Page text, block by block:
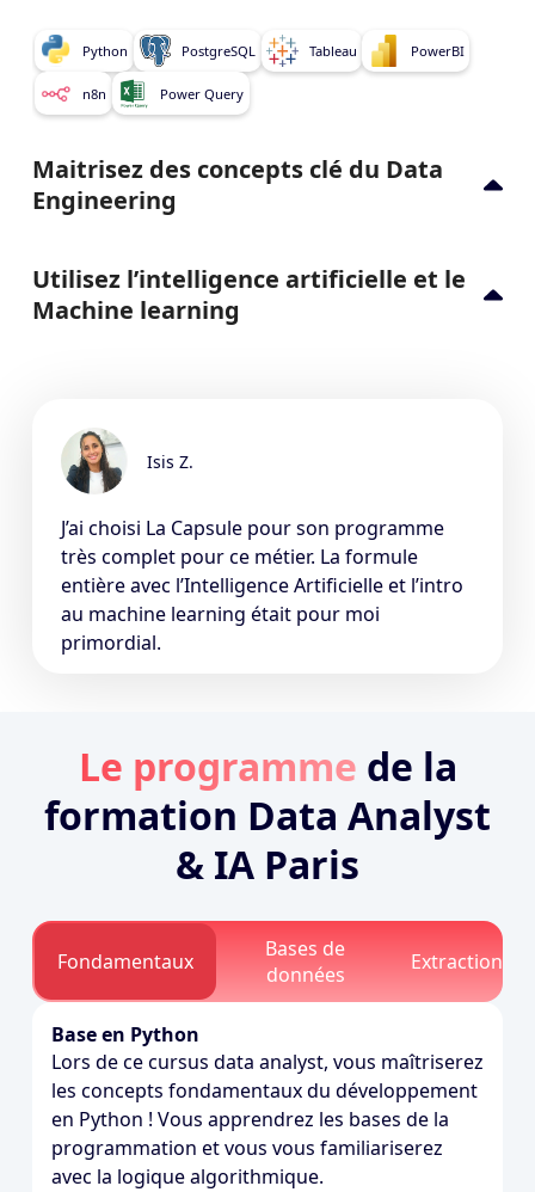
Python PostgreSQL Tableau PowerBI
n8n Power Query
Maitrisez des concepts clé du Data
Engineering
Utilisez l’intelligence artificielle et le
Machine learning
Isis Z.
J’ai choisi La Capsule pour son programme
très complet pour ce métier. La formule
entière avec l’Intelligence Artificielle et l’intro
au machine learning était pour moi
primordial.
Le programme de la
formation Data Analyst
& IA Paris
Fondamentaux
Bases de
données
Extraction
Base en Python
Lors de ce cursus data analyst, vous maîtriserez
les concepts fondamentaux du développement
en Python ! Vous apprendrez les bases de la
programmation et vous vous familiariserez
avec la logique algorithmique.